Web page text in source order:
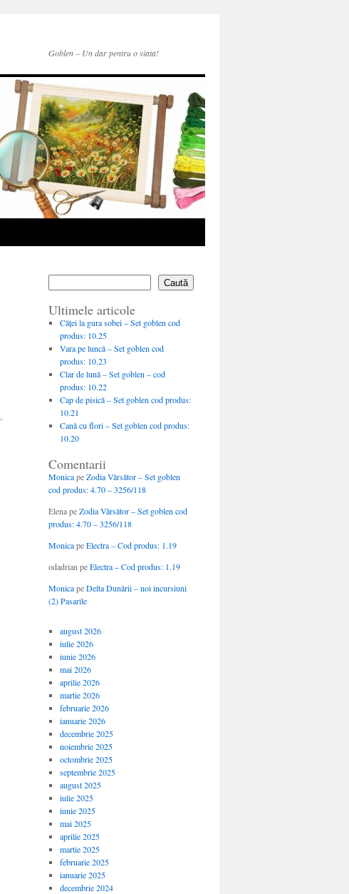
Goblen – Un dar pentru o viata!
,
Caută
Ultimele articole
Căţei la gura sobei – Set goblen cod
produs: 10.25
Vara pe luncă – Set goblen cod
produs: 10.23
Clar de lună – Set goblen – cod
produs: 10.22
Cap de pisică – Set goblen cod produs:
10.21
Cană cu flori – Set goblen cod produs:
10.20
Comentarii
MonicapeZodia Vărsător – Set goblen
cod produs: 4.70 – 3256/118
ElenapeZodia Vărsător – Set goblen cod
produs: 4.70 – 3256/118
MonicapeElectra – Cod produs: 1.19
odadrian peElectra – Cod produs: 1.19
MonicapeDelta Dunării – noi incursiuni
(2) Pasarile
august 2026
iulie 2026
iunie 2026
mai 2026
aprilie 2026
martie 2026
februarie 2026
ianuarie 2026
decembrie 2025
noiembrie 2025
octombrie 2025
septembrie 2025
august 2025
iulie 2025
iunie 2025
mai 2025
aprilie 2025
martie 2025
februarie 2025
ianuarie 2025
decembrie 2024